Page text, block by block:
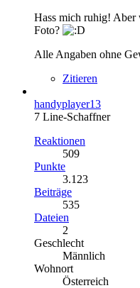
Hass mich ruhig! Aber
Foto?
Alle Angaben ohne
Zitieren
handyplayer13
7 Line-Schaffner
Reaktionen
509
Punkte
3.123
Beiträge
535
Dateien
2
Geschlecht
Männlich
Wohnort
Österreich